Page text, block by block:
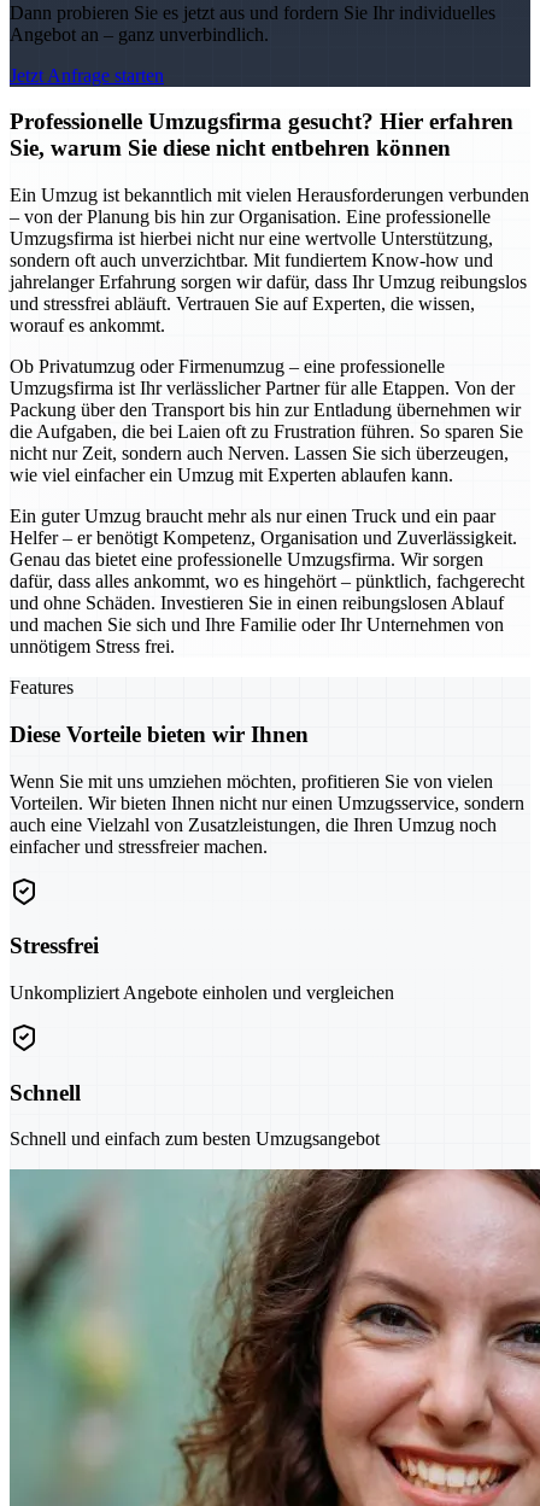
Dann probieren Sie es jetzt aus und fordern Sie Ihr individuelles
Angebot an – ganz unverbindlich.
Jetzt Anfrage starten
Professionelle Umzugsfirma gesucht? Hier erfahren
Sie, warum Sie diese nicht entbehren können
Ein Umzug ist bekanntlich mit vielen Herausforderungen verbunden
– von der Planung bis hin zur Organisation. Eine professionelle
Umzugsfirma ist hierbei nicht nur eine wertvolle Unterstützung,
sondern oft auch unverzichtbar. Mit fundiertem Know-how und
jahrelanger Erfahrung sorgen wir dafür, dass Ihr Umzug reibungslos
und stressfrei abläuft. Vertrauen Sie auf Experten, die wissen,
worauf es ankommt.
Ob Privatumzug oder Firmenumzug – eine professionelle
Umzugsfirma ist Ihr verlässlicher Partner für alle Etappen. Von der
Packung über den Transport bis hin zur Entladung übernehmen wir
die Aufgaben, die bei Laien oft zu Frustration führen. So sparen Sie
nicht nur Zeit, sondern auch Nerven. Lassen Sie sich überzeugen,
wie viel einfacher ein Umzug mit Experten ablaufen kann.
Ein guter Umzug braucht mehr als nur einen Truck und ein paar
Helfer – er benötigt Kompetenz, Organisation und Zuverlässigkeit.
Genau das bietet eine professionelle Umzugsfirma. Wir sorgen
dafür, dass alles ankommt, wo es hingehört – pünktlich, fachgerecht
und ohne Schäden. Investieren Sie in einen reibungslosen Ablauf
und machen Sie sich und Ihre Familie oder Ihr Unternehmen von
unnötigem Stress frei.
Features
Diese Vorteile bieten wir Ihnen
Wenn Sie mit uns umziehen möchten, profitieren Sie von vielen
Vorteilen. Wir bieten Ihnen nicht nur einen Umzugsservice, sondern
auch eine Vielzahl von Zusatzleistungen, die Ihren Umzug noch
einfacher und stressfreier machen.
Stressfrei
Unkompliziert Angebote einholen und vergleichen
Schnell
Schnell und einfach zum besten Umzugsangebot